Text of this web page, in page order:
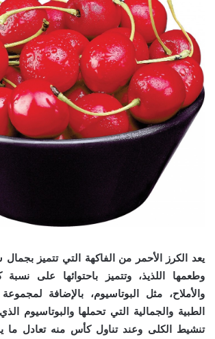
يعد الكرز الأحمر من الفاكهة التي تتميز بجمال
وطعمها اللذيذ، وتتميز باحتوائها على
والأملاح، مثل البوتاسيوم، بالإضافة
الطبية والجمالية التي تحملها والبوتاسيوم